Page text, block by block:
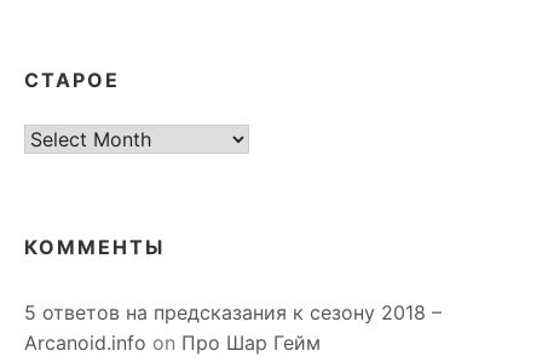
СТАРОЕ
старое
КОММЕНТЫ
5 ответов на предсказания к сезону 2018 –
Arcanoid.info on Про Шар Гейм